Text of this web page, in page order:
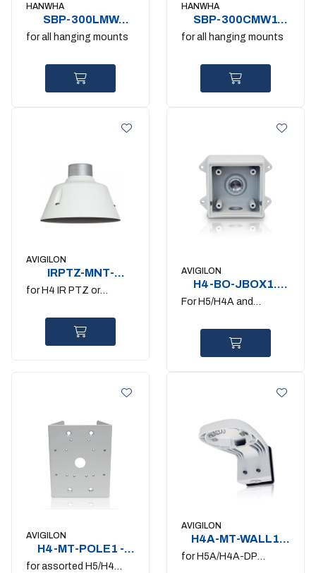
HANWHA
SBP-300LMW
Parapet Mount
White
for all hanging mounts
HANWHA
SBP-300CMW1
Ceiling Mount
White
for all hanging mounts
AVIGILON
IRPTZ-MNT-
NPTA1. pendant
for H4 IR PTZ or
AVIGILON
H4-BO-JBOX1.
junction box
For H5/H4A and
therm
AVIGILON
H4-MT-POLE1 -
PLMT-1001
for assorted H5/H4
AVIGILON
H4A-MT-WALL1
Wall mount bracket
for H5A/H4A-DP